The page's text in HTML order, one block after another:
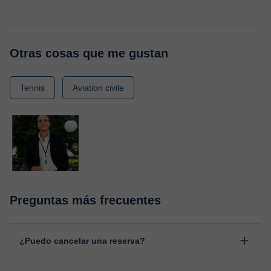
Otras cosas que me gustan
Tennis Aviation civile
Preguntas más frecuentes
¿Puedo cancelar una reserva?